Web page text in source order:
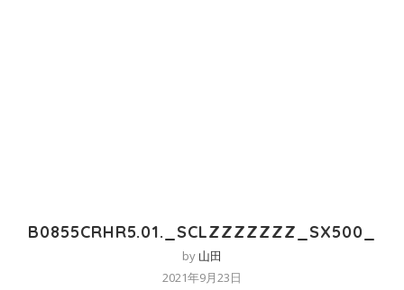
B0855CRHR5.01._SCLZZZZZZZ_SX500_
by 山田
2021年9月23日